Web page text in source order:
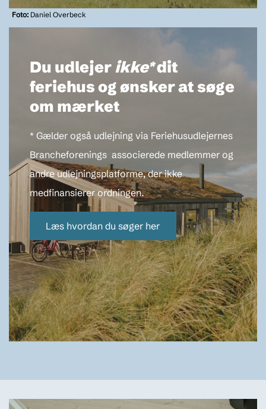
Foto: Daniel Overbeck
Du udlejerikke*dit
feriehus og ønsker at søge
om mærket
* Gælder også udlejning via Feriehusudlejernes
Brancheforenings associerede medlemmer og
andre udlejningsplatforme, der ikke
medfinansierer ordningen.
Læs hvordan du søger her